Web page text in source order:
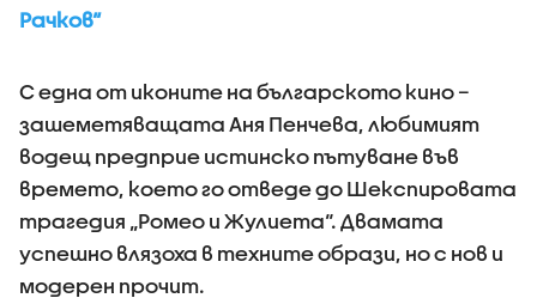
Рачков“
С една от иконите на българското кино –
зашеметяващата Аня Пенчева, любимият
водещ предприе истинско пътуване във
времето, което го отведе до Шекспировата
трагедия „Ромео и Жулиета“. Двамата
успешно влязоха в техните образи, но с нов и
модерен прочит.